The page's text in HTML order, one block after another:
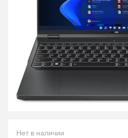
Нет в наличии